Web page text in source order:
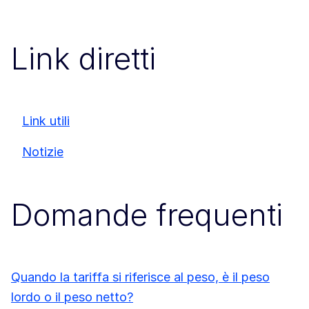
Link diretti
Link utili
Notizie
Domande frequenti
Quando la tariffa si riferisce al peso, è il peso
lordo o il peso netto?